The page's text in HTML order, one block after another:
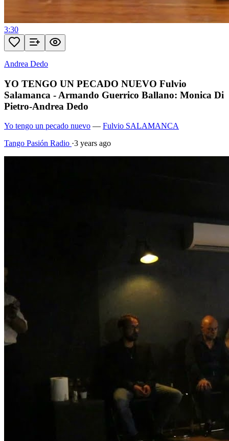
3:30
Andrea Dedo
YO TENGO UN PECADO NUEVO Fulvio
Salamanca - Armando Guerrico Ballano: Monica Di
Pietro-Andrea Dedo
Yo tengo un pecado nuevo — Fulvio SALAMANCA
Tango Pasión Radio ·3 years ago